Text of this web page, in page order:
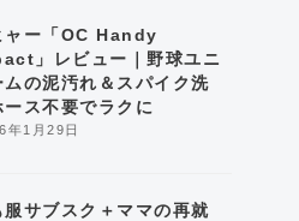
年1月29日
ャー「OC Handy
」レビュー｜野球ユニ
ムの泥汚れ＆スパイク洗
ース不要でラクに
服サブスク＋ママの再就